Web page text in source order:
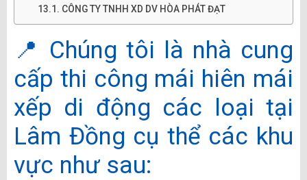
CÔNG TY TNHH XD DV HÒA PHÁT ĐẠT
📍 Chúng tôi là nhà cung
cấp thi công mái hiên mái
xếp di động các loại tại
Lâm Đồng cụ thể các khu
vực như sau: